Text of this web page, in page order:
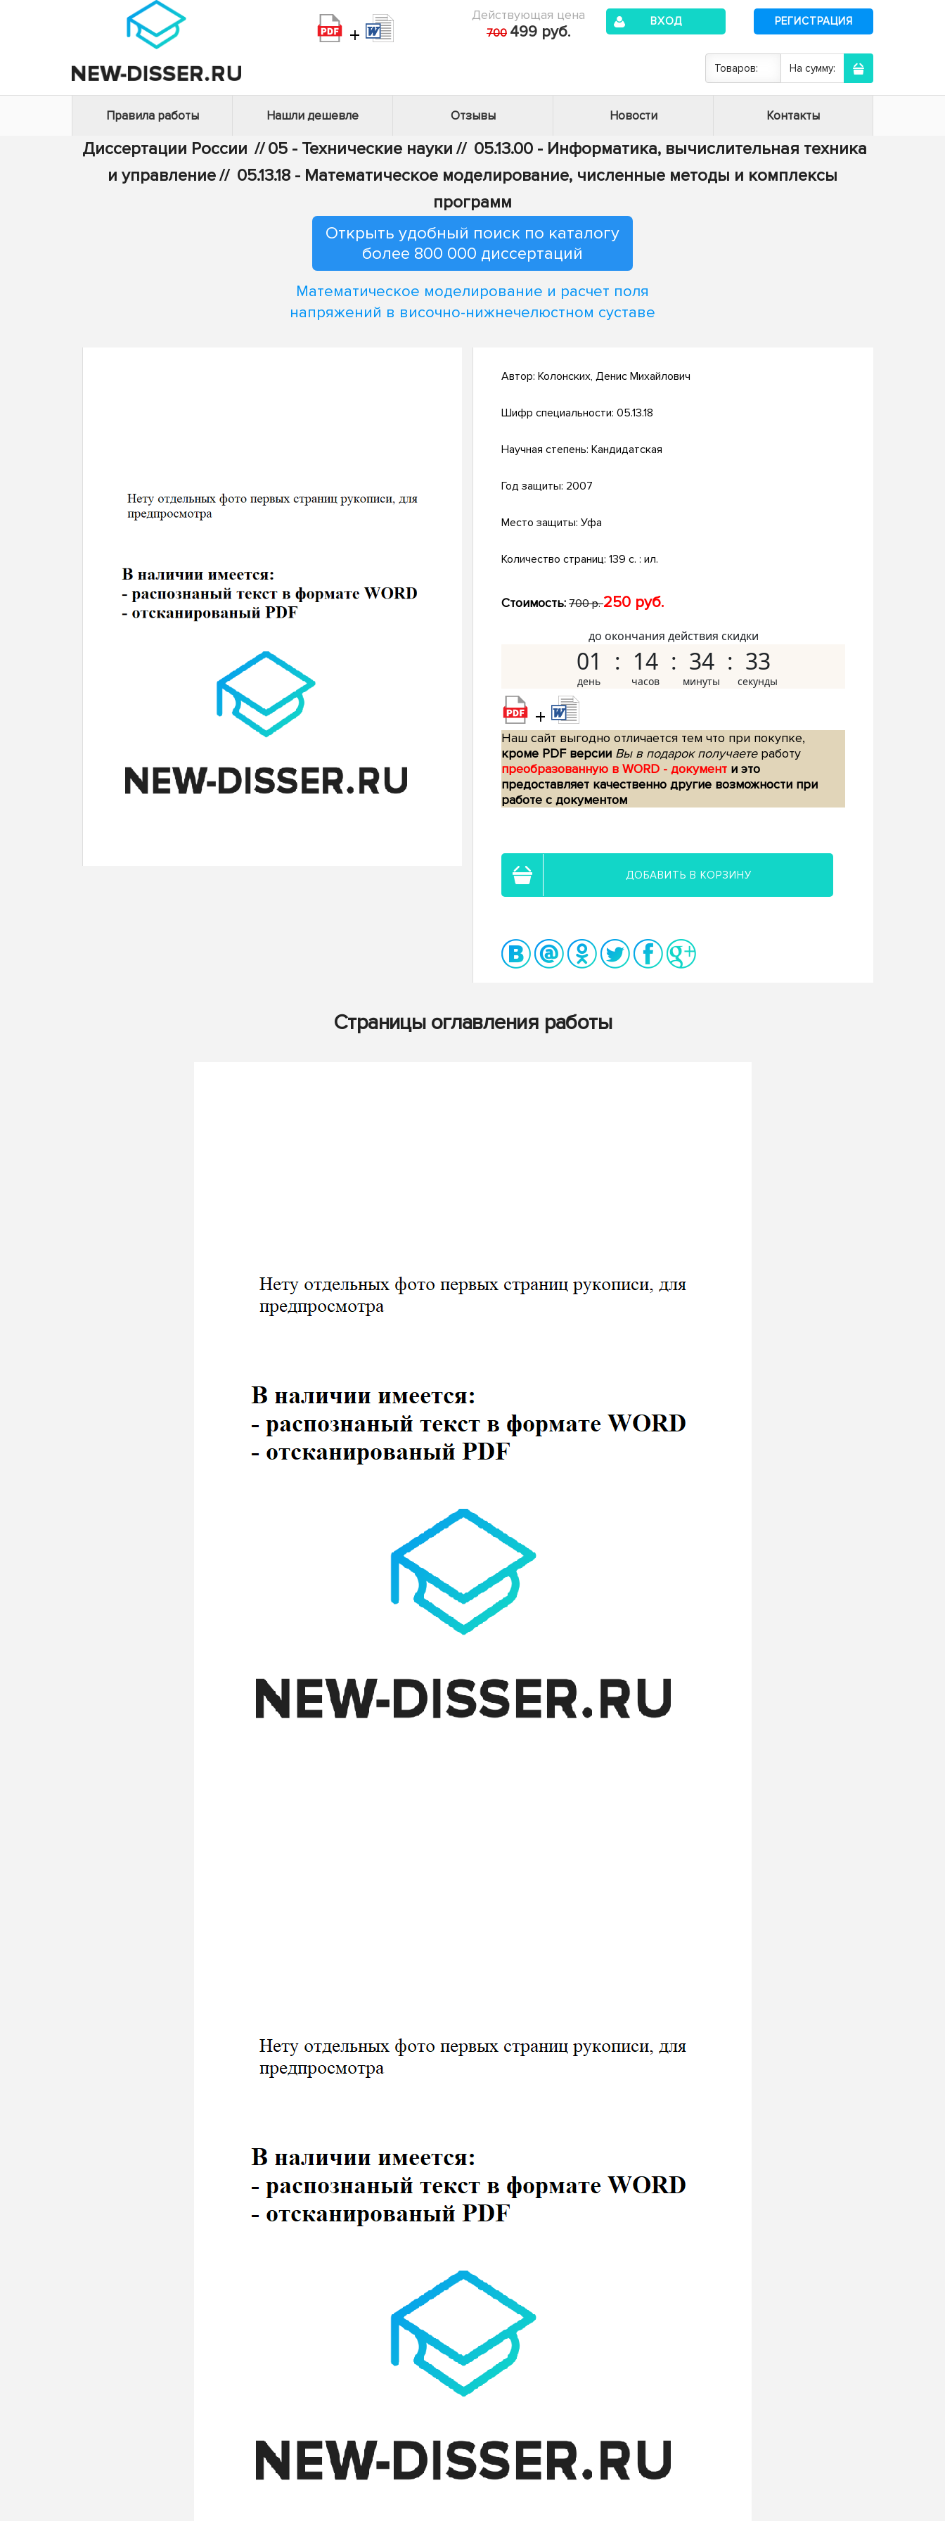
+
Действующая цена
700 499 руб.
ВХОД РЕГИСТРАЦИЯ
Товаров: На сумму:
Правила работы Нашли дешевле Отзывы Новости Контакты
Диссертации России // 05 - Технические науки // 05.13.00 - Информатика, вычислительная техника
и управление// 05.13.18 - Математическое моделирование, численные методы и комплексы
программ
Открыть удобный поиск по каталогу
более 800 000 диссертаций
Математическое моделирование и расчет поля
напряжений в височно-нижнечелюстном суставе
Автор: Колонских, Денис Михайлович
Шифр специальности: 05.13.18
Научная степень: Кандидатская
Год защиты: 2007
Место защиты: Уфа
Количество страниц: 139 с. : ил.
Стоимость: 700 р.250 руб.
до окончания действия скидки
01 14 34 32
+
Наш сайт выгодно отличается тем что при покупке,
кроме PDF версии Вы в подарок получаетеработу
преобразованную в WORD - документ и это
предоставляет качественно другие возможности при
работе с документом
ДОБАВИТЬ В КОРЗИНУ
Страницы оглавления работы